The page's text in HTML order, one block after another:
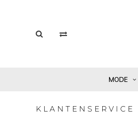
MODE
KLANTENSERVICE